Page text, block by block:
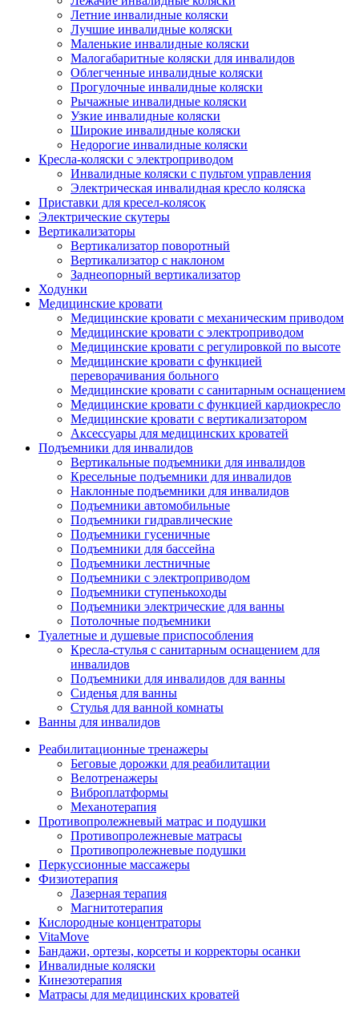
Летние инвалидные коляски
Лучшие инвалидные коляски
Маленькие инвалидные коляски
Малогабаритные коляски для инвалидов
Облегченные инвалидные коляски
Прогулочные инвалидные коляски
Рычажные инвалидные коляски
Узкие инвалидные коляски
Широкие инвалидные коляски
Недорогие инвалидные коляски
Кресла-коляски с электроприводом
Инвалидные коляски с пультом управления
Электрическая инвалидная кресло коляска
Приставки для кресел-колясок
Электрические скутеры
Вертикализаторы
Вертикализатор поворотный
Вертикализатор с наклоном
Заднеопорный вертикализатор
Ходунки
Медицинские кровати
Медицинские кровати с механическим приводом
Медицинские кровати с электроприводом
Медицинские кровати с регулировкой по высоте
Медицинские кровати с функцией
переворачивания больного
Медицинские кровати с санитарным оснащением
Медицинские кровати с функцией кардиокресло
Медицинские кровати с вертикализатором
Аксессуары для медицинских кроватей
Подъемники для инвалидов
Вертикальные подъемники для инвалидов
Кресельные подъемники для инвалидов
Наклонные подъемники для инвалидов
Подъемники автомобильные
Подъемники гидравлические
Подъемники гусеничные
Подъемники для бассейна
Подъемники лестничные
Подъемники с электроприводом
Подъемники ступенькоходы
Подъемники электрические для ванны
Потолочные подъемники
Туалетные и душевые приспособления
Кресла-стулья с санитарным оснащением для
инвалидов
Подъемники для инвалидов для ванны
Сиденья для ванны
Стулья для ванной комнаты
Ванны для инвалидов
Реабилитационные тренажеры
Беговые дорожки для реабилитации
Велотренажеры
Виброплатформы
Механотерапия
Противопролежневый матрас и подушки
Противопролежневые матрасы
Противопролежневые подушки
Перкуссионные массажеры
Физиотерапия
Лазерная терапия
Магнитотерапия
Кислородные концентраторы
VitaMove
Бандажи, ортезы, корсеты и корректоры осанки
Инвалидные коляски
Кинезотерапия
Матрасы для медицинских кроватей